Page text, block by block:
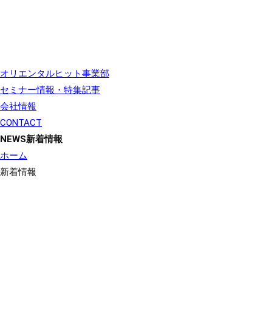
オリエンタルヒット事業部
セミナー情報・特集記事
会社情報
CONTACT
NEWS新着情報
ホーム
新着情報